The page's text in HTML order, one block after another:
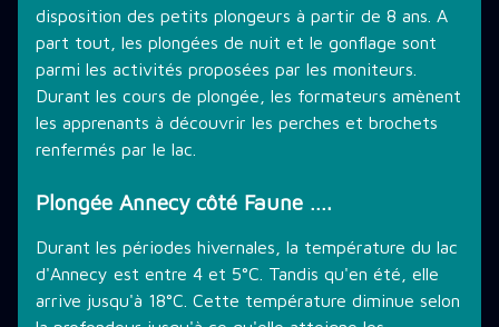
disposition des petits plongeurs à partir de 8 ans. A
part tout, les plongées de nuit et le gonflage sont
parmi les activités proposées par les moniteurs.
Durant les cours de plongée, les formateurs amènent
les apprenants à découvrir les perches et brochets
renfermés par le lac.
Plongée Annecy côté Faune ….
Durant les périodes hivernales, la température du lac
d'Annecy est entre 4 et 5°C. Tandis qu'en été, elle
arrive jusqu'à 18°C. Cette température diminue selon